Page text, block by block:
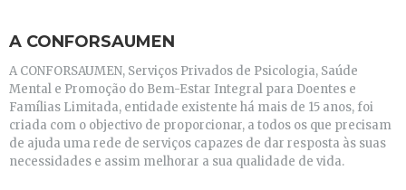
A CONFORSAUMEN
A CONFORSAUMEN, Serviços Privados de Psicologia, Saúde
Mental e Promoção do Bem-Estar Integral para Doentes e
Famílias Limitada, entidade existente há mais de 15 anos, foi
criada com o objectivo de proporcionar, a todos os que precisam
de ajuda uma rede de serviços capazes de dar resposta às suas
necessidades e assim melhorar a sua qualidade de vida.